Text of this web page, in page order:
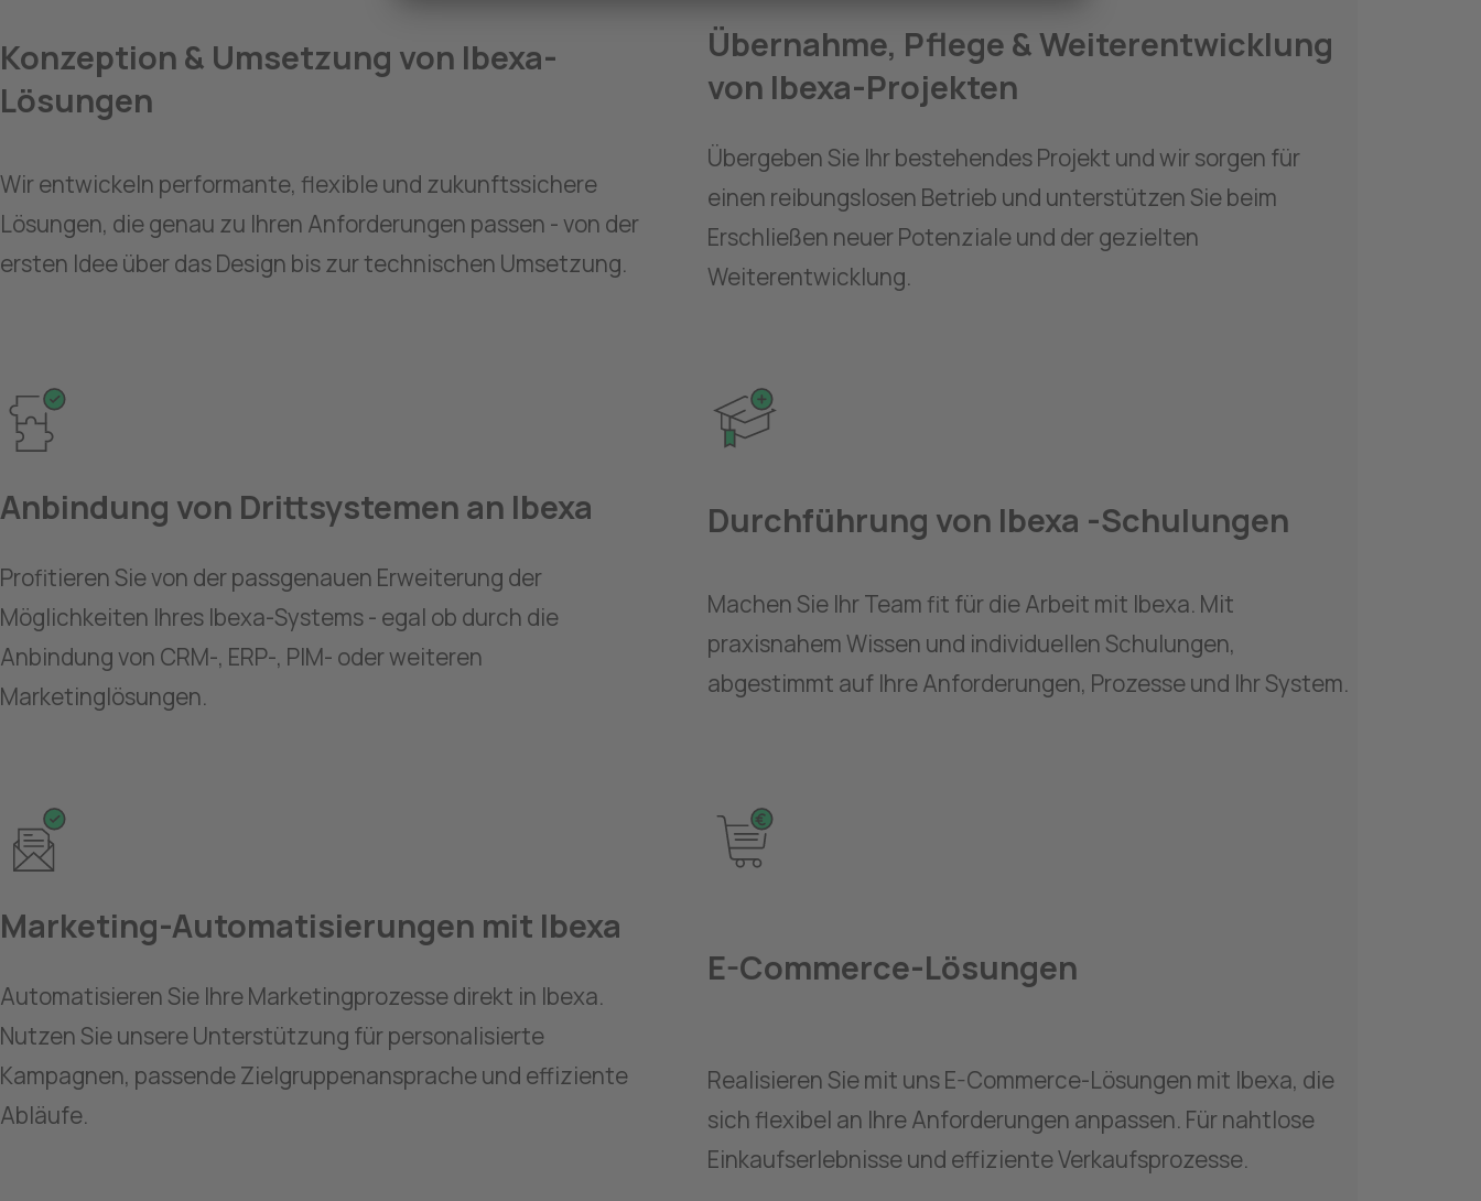
Konzeption & Umsetzung von Ibexa-
Lösungen
Wir entwickeln performante, flexible und zukunftssichere
Lösungen, die genau zu Ihren Anforderungen passen - von der
ersten Idee über das Design bis zur technischen Umsetzung.
Übernahme, Pflege & Weiterentwicklung
von Ibexa-Projekten
Übergeben Sie Ihr bestehendes Projekt und wir sorgen für
einen reibungslosen Betrieb und unterstützen Sie beim
Erschließen neuer Potenziale und der gezielten
Weiterentwicklung.
Anbindung von Drittsystemen an Ibexa
Profitieren Sie von der passgenauen Erweiterung der
Möglichkeiten Ihres Ibexa-Systems - egal ob durch die
Anbindung von CRM-, ERP-, PIM- oder weiteren
Marketinglösungen.
Durchführung von Ibexa -Schulungen
Machen Sie Ihr Team fit für die Arbeit mit Ibexa. Mit
praxisnahem Wissen und individuellen Schulungen,
abgestimmt auf Ihre Anforderungen, Prozesse und Ihr System.
Marketing-Automatisierungen mit Ibexa
Automatisieren Sie Ihre Marketingprozesse direkt in Ibexa.
Nutzen Sie unsere Unterstützung für personalisierte
Kampagnen, passende Zielgruppenansprache und effiziente
Abläufe.
E-Commerce-Lösungen
Realisieren Sie mit uns E-Commerce-Lösungen mit Ibexa, die
sich flexibel an Ihre Anforderungen anpassen. Für nahtlose
Einkaufserlebnisse und effiziente Verkaufsprozesse.